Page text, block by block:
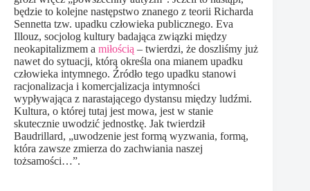
będzie to kolejne następstwo znanego z teorii Richarda
Sennetta tzw. upadku człowieka publicznego. Eva
Illouz, socjolog kultury badająca związki między
neokapitalizmem a miłością – twierdzi, że doszliśmy już
nawet do sytuacji, którą określa ona mianem upadku
człowieka intymnego. Źródło tego upadku stanowi
racjonalizacja i komercjalizacja intymności
wypływająca z narastającego dystansu między ludźmi.
Kultura, o której tutaj jest mowa, jest w stanie
skutecznie uwodzić jednostkę. Jak twierdził
Baudrillard, „uwodzenie jest formą wyzwania, formą,
która zawsze zmierza do zachwiania naszej
tożsamości…”.